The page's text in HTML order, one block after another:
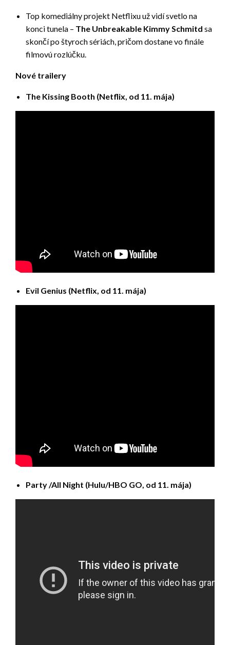
Top komediálny projekt Netflixu už vidí svetlo na
konci tunela – The Unbreakable Kimmy Schmitd sa
skončí po štyroch sériách, pričom dostane vo finále
filmovú rozlúčku.
Nové trailery
The Kissing Booth (Netflix, od 11. mája)
Evil Genius (Netflix, od 11. mája)
Party /All Night (Hulu/HBO GO, od 11. mája)